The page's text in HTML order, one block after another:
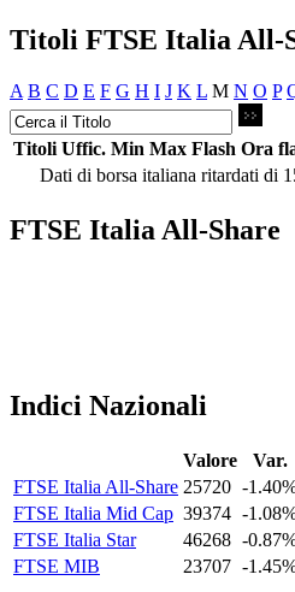
Titoli FTSE Italia All-
A B C D E F G H I J K L M N O P
Titoli Uffic. Min Max Flash Ora
Dati di borsa italiana ritardati di
FTSE Italia All-Share
Indici Nazionali
Valore
Var.
FTSE Italia All-Share 25720 -
FTSE Italia Mid Cap 39374 -
FTSE Italia Star
46268 -
FTSE MIB
23707 -